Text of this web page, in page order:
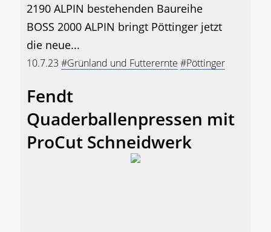
2190 ALPIN bestehenden Baureihe
BOSS 2000 ALPIN bringt Pöttinger jetzt
die neue...
10.7.23 #Grünland und Futterernte #Pöttinger
Fendt
Quaderballenpressen mit
ProCut Schneidwerk